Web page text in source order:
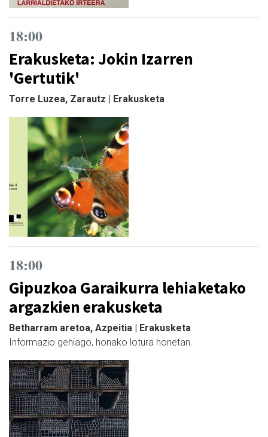
18:00
Erakusketa: Jokin Izarren
'Gertutik'
Torre Luzea, Zarautz | Erakusketa
18:00
Gipuzkoa Garaikurra lehiaketako
argazkien erakusketa
Betharram aretoa, Azpeitia | Erakusketa
Informazio gehiago, honako lotura honetan.